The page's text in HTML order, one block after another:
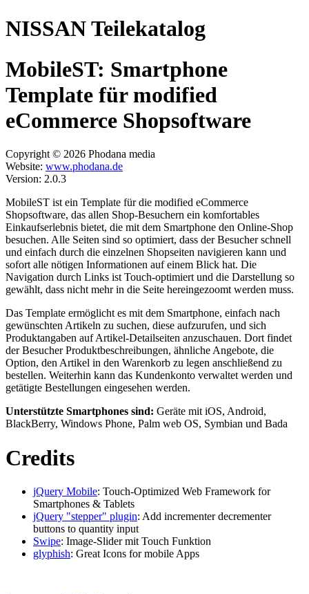
NISSAN Teilekatalog
MobileST: Smartphone
Template für modified
eCommerce Shopsoftware
Copyright © 2026 Phodana media
Website: www.phodana.de
Version: 2.0.3
MobileST ist ein Template für die modified eCommerce
Shopsoftware, das allen Shop-Besuchern ein komfortables
Einkaufserlebnis bietet, die mit dem Smartphone den Online-Shop
besuchen. Alle Seiten sind so optimiert, dass der Besucher schnell
und einfach durch die einzelnen Shopseiten navigieren kann und
sofort alle nötigen Informationen auf einem Blick hat. Die
Navigation durch Links ist Touch-optimiert und die Darstellung so
gewählt, dass nicht mehr in die Seite hereingezoomt werden muss.
Das Template ermöglicht es mit dem Smartphone, einfach nach
gewünschten Artikeln zu suchen, diese aufzurufen, und sich
Produktangaben auf Artikel-Detailseiten anzuschauen. Dort findet
der Besucher Produktbeschreibungen, ähnliche Angebote, die
Option, den Artikel in den Warenkorb zu legen anschließend zu
bestellen. Weiterhin kann das Kundenkonto verwaltet werden und
getätigte Bestellungen eingesehen werden.
Unterstützte Smartphones sind: Geräte mit iOS, Android,
BlackBerry, Windows Phone, Palm web OS, Symbian und Bada
Credits
jQuery Mobile: Touch-Optimized Web Framework for
Smartphones & Tablets
jQuery "stepper" plugin: Add incrementer decrementer
buttons to quantity input
Swipe: Image-Slider mit Touch Funktion
glyphish: Great Icons for mobile Apps